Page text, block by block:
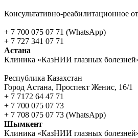
Консультативно-реабилитационное
+ 7 700 075 07 71 (WhatsApp)
+ 7 727 341 07 71
Астана
Клиника «КазНИИ глазных
Республика Казахстан
Город Астана, Проспект Женис, 16/1
+ 7 7172 64 47 71
+ 7 700 075 07 73
+ 7 708 075 07 73 (WhatsApp)
Шымкент
Клиника «КазНИИ глазных